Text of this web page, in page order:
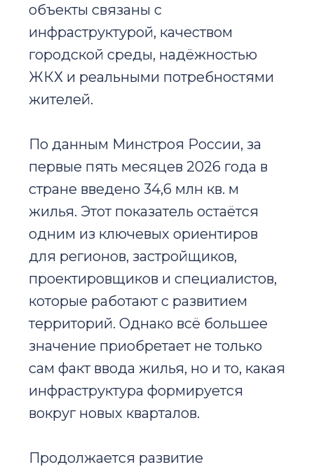
объекты связаны с
инфраструктурой, качеством
городской среды, надёжностью
ЖКХ и реальными потребностями
жителей.
По данным Минстроя России, за
первые пять месяцев 2026 года в
стране введено 34,6 млн кв. м
жилья. Этот показатель остаётся
одним из ключевых ориентиров
для регионов, застройщиков,
проектировщиков и специалистов,
которые работают с развитием
территорий. Однако всё большее
значение приобретает не только
сам факт ввода жилья, но и то, какая
инфраструктура формируется
вокруг новых кварталов.
Продолжается развитие